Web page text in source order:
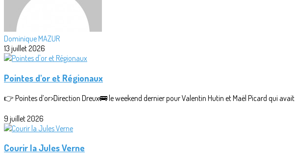
Dominique MAZUR
13 juillet 2026
Pointes d'or et Régionaux
👉 Pointes d’or>Direction Dreux🚌 le weekend dernier pour Valentin Hutin et Maël Picard qui avait...
9 juillet 2026
Courir la Jules Verne